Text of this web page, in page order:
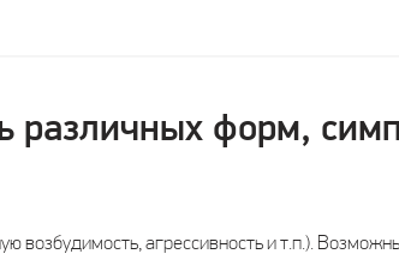
различных форм,
возбудимость, агрессивность и т.п.).